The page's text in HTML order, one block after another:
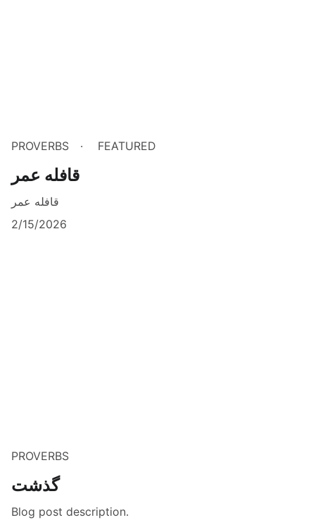
PROVERBS FEATURED
قافله عمر
قافله عمر
2/15/2026
PROVERBS
گذشت
Blog post description.